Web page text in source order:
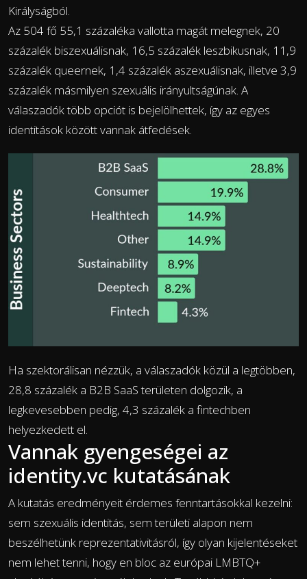
Királyságból.
Az 504 fő 55,1 százaléka vallotta magát melegnek, 20
százalék biszexuálisnak, 16,5 százalék leszbikusnak, 11,9
százalék queernek, 1,4 százalék aszexuálisnak, illetve 3,9
százalék másmilyen szexuális irányultságúnak. A
válaszadók több opciót is bejelölhettek, így az egyes
identitások között vannak átfedések.
Ha szektorálisan nézzük, a válaszadók közül a legtöbben,
28,8 százalék a B2B SaaS területen dolgozik, a
legkevesebben pedig, 4,3 százalék a fintechben
helyezkedett el.
Vannak gyengeségei az
identity.vc kutatásának
A kutatás eredményeit érdemes fenntartásokkal kezelni:
sem szexuális identitás, sem területi alapon nem
beszélhetünk reprezentativitásról, így olyan kijelentéseket
nem lehet tenni, hogy en bloc az európai LMBTQ+